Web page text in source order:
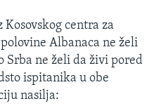
centra za
Albanaca ne želi
Srba ne želi da živi pored
ispitanika u obe
nasilja: